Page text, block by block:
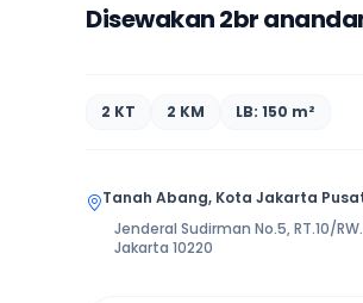
Disewakan 2br
2 KT 2 KM LB: 150 m²
Tanah Abang, Kota Jakarta
Jenderal Sudirman No.5, RT.10/
Jakarta 10220